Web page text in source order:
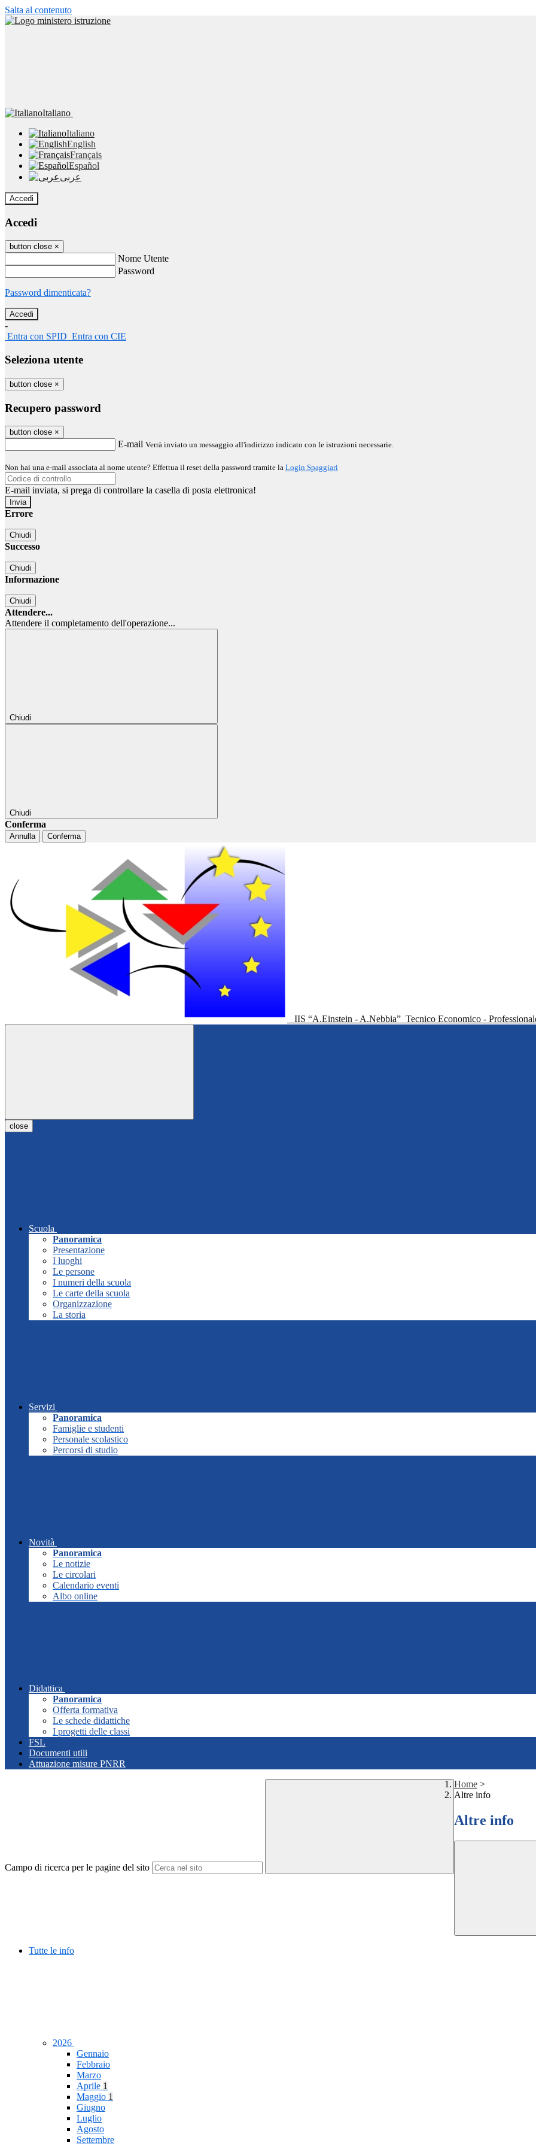
Salta al contenuto
Italiano
Italiano
English
Français
Español
عربى
Accedi
Accedi
button close ×
Nome Utente
Password
Password dimenticata?
-
Entra con SPID Entra con CIE
Seleziona utente
button close ×
Recupero password
button close ×
E-mail Verrà inviato un messaggio all'indirizzo indicato con le istruzioni necessarie.
Non hai una e-mail associata al nome utente? Effettua il reset della password tramite la Login Spaggiari
E-mail inviata, si prega di controllare la casella di posta elettronica!
Errore
Chiudi
Successo
Chiudi
Informazione
Chiudi
Attendere...
Attendere il completamento dell'operazione...
Chiudi
Chiudi
Conferma
Annulla Conferma
IIS “A.Einstein - A.Nebbia” Tecnico Economico -
close
Scuola
Panoramica
Presentazione
I luoghi
Le persone
I numeri della scuola
Le carte della scuola
Organizzazione
La storia
Servizi
Panoramica
Famiglie e studenti
Personale scolastico
Percorsi di studio
Novità
Panoramica
Le notizie
Le circolari
Calendario eventi
Albo online
Didattica
Panoramica
Offerta formativa
Le schede didattiche
I progetti delle classi
FSL
Documenti utili
Attuazione misure PNRR
Campo di ricerca per le pagine del sito
Home >
Altre info
Altre info
Tutte le info
2026
Gennaio
Febbraio
Marzo
Aprile 1
Maggio 1
Giugno
Luglio
Agosto
Settembre